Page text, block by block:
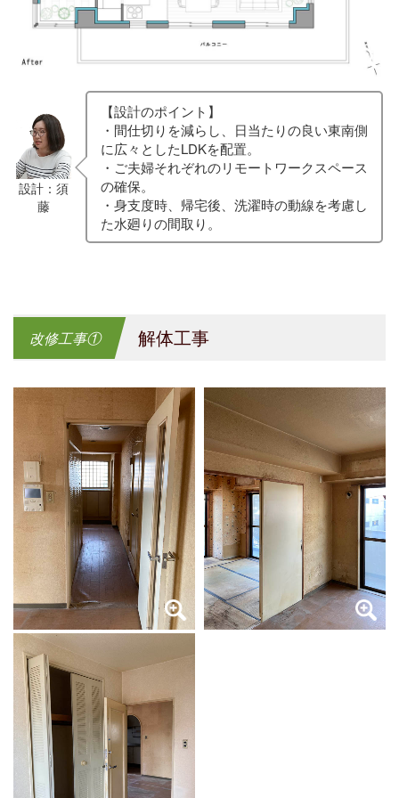
設計：須
藤
【設計のポイント】
・間仕切りを減らし、日当たりの良い東南側
に広々としたLDKを配置。
・ご夫婦それぞれのリモートワークスペース
の確保。
・身支度時、帰宅後、洗濯時の動線を考慮し
た水廻りの間取り。
改修工事① 解体工事